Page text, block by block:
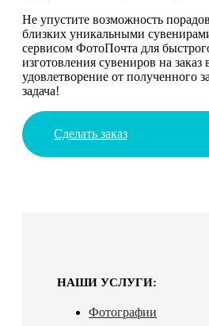
Не упустите возможность
близких уникальными
сервисом ФотоПочта для
изготовления сувениров на
удовлетворение от полученного
задача!
Сделать заказ
НАШИ УСЛУГИ:
Фотографии